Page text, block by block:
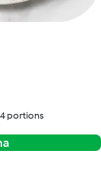
4 portions